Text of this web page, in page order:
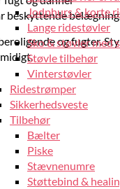
Jodphurs & korte
Lange ridestøvler
Sko & støvler med
Støvle tilbehør
Vinterstøvler
Ridestrømper
Sikkerhedsveste
Tilbehør
Bælter
Piske
Stævnenumre
Støttebind &
beskyttende
og fugter.